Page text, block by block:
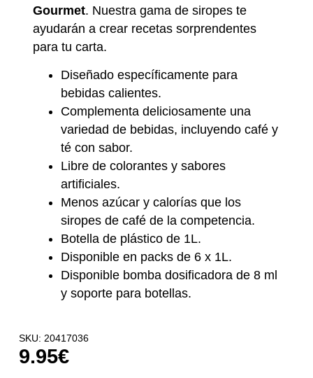
Gourmet. Nuestra gama de siropes te
ayudarán a crear recetas sorprendentes
para tu carta.
Diseñado específicamente para
bebidas calientes.
Complementa deliciosamente una
variedad de bebidas, incluyendo café y
té con sabor.
Libre de colorantes y sabores
artificiales.
Menos azúcar y calorías que los
siropes de café de la competencia.
Botella de plástico de 1L.
Disponible en packs de 6 x 1L.
Disponible bomba dosificadora de 8 ml
y soporte para botellas.
SKU: 20417036
9.95€